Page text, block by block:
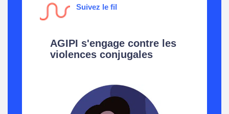
Suivez le fil
AGIPI s'engage contre les
violences conjugales